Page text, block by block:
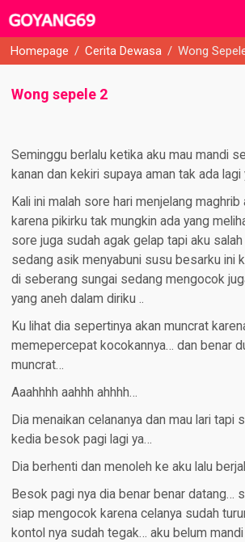
Homepage / Cerita Dewasa / Wong
Wong sepele 2
Seminggu berlalu ketika aku mau mandi
kanan dan kekiri supaya aman tak ada lagi
Kali ini malah sore hari menjelang
karena pikirku tak mungkin ada yang
sore juga sudah agak gelap tapi aku
sedang asik menyabuni susu besarku ini
di seberang sungai sedang mengocok
yang aneh dalam diriku ..
Ku lihat dia sepertinya akan muncrat
memepercepat kocokannya… dan benar
muncrat…
Aaahhhh aahhh ahhhh…
Dia menaikan celananya dan mau lari tapi
kedia besok pagi lagi ya…
Dia berhenti dan menoleh ke aku lalu
Besok pagi nya dia benar benar datang…
siap mengocok karena celanya sudah
kontol nya sudah tegak… aku belum